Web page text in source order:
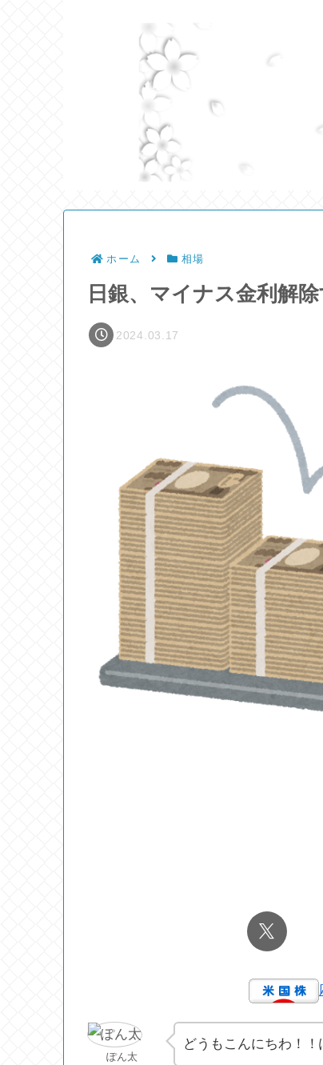
ホーム 相場
日銀、マイナス金利解
2024.03.17
ぽん太
どうもこんにちわ！！